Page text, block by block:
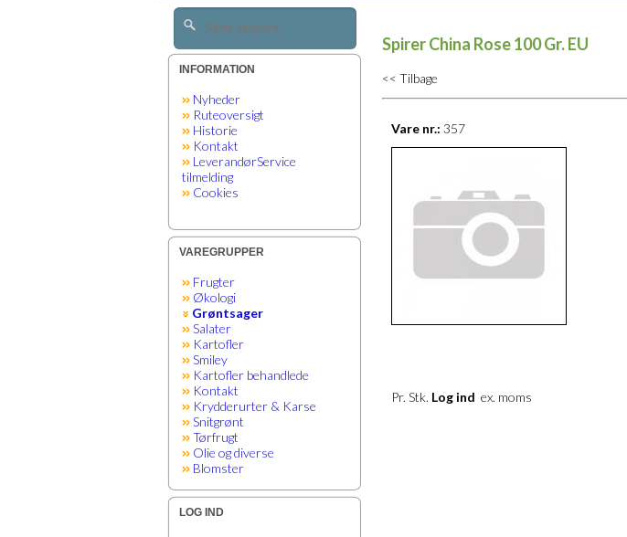
INFORMATION
Nyheder
Ruteoversigt
Historie
Kontakt
LeverandørService
tilmelding
Cookies
VAREGRUPPER
Frugter
Økologi
Grøntsager
Salater
Kartofler
Smiley
Kartofler behandlede
Kontakt
Krydderurter & Karse
Snitgrønt
Tørfrugt
Olie og diverse
Blomster
LOG IND
Spirer China Rose 100 Gr. EU
<< Tilbage
Vare nr.: 357
Pr. Stk. Log ind ex. moms